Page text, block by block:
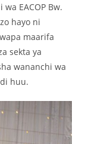
EACOP Bw.
hayo ni
maarifa
sekta ya
wananchi wa
huu.